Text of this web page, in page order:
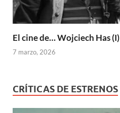
El cine de… Wojciech Has (I)
7 marzo, 2026
CRÍTICAS DE ESTRENOS